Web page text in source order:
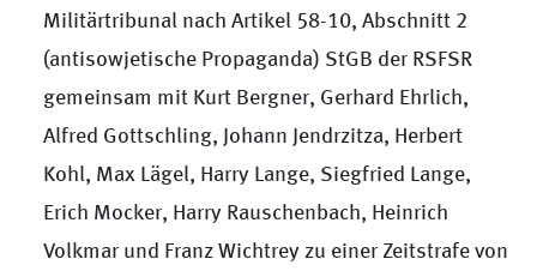
Militärtribunal nach Artikel 58-10, Abschnitt 2
(antisowjetische Propaganda) StGB der RSFSR
gemeinsam mit Kurt Bergner, Gerhard Ehrlich,
Alfred Gottschling, Johann Jendrzitza, Herbert
Kohl, Max Lägel, Harry Lange, Siegfried Lange,
Erich Mocker, Harry Rauschenbach, Heinrich
Volkmar und Franz Wichtrey zu einer Zeitstrafe von